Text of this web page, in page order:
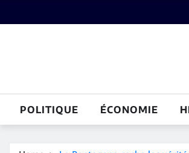
to
POLITIQUE ÉCONOMIE